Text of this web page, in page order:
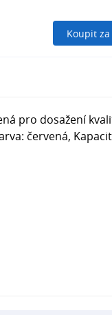
Koupit za
pro dosažení
červená,